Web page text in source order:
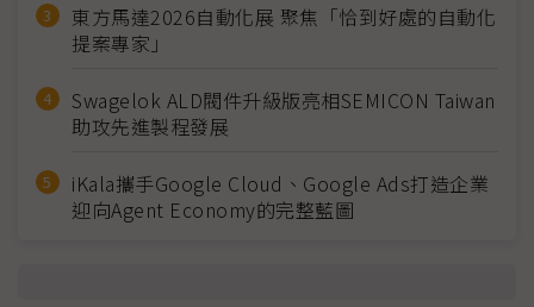
東方馬達2026自動化展 聚焦「恰到好處的自動化
提案專家」
Swagelok ALD閥件升級版亮相SEMICON Taiwan
助攻先進製程發展
iKala攜手Google Cloud、Google Ads打造企業
迎向Agent Economy的完整藍圖